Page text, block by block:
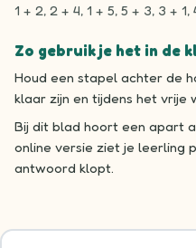
1 + 2, 2 + 4, 1 + 5, 5 + 3, 3 + 1,
Zo gebruik je het in de
Houd een stapel achter de
klaar zijn en tijdens het vrije
Bij dit blad hoort een apart
online versie ziet je leerling
antwoord klopt.